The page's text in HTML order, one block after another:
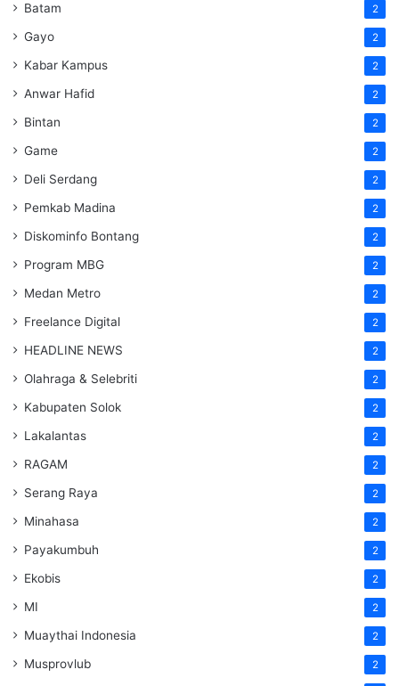
Batam 2
Gayo 2
Kabar Kampus 2
Anwar Hafid 2
Bintan 2
Game 2
Deli Serdang 2
Pemkab Madina 2
Diskominfo Bontang 2
Program MBG 2
Medan Metro 2
Freelance Digital 2
HEADLINE NEWS 2
Olahraga & Selebriti 2
Kabupaten Solok 2
Lakalantas 2
RAGAM 2
Serang Raya 2
Minahasa 2
Payakumbuh 2
Ekobis 2
MI 2
Muaythai Indonesia 2
Musprovlub 2